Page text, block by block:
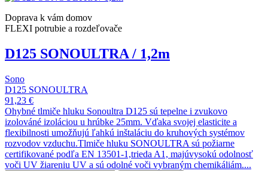
Doprava k vám domov
FLEXI potrubie a rozdeľovače
D125 SONOULTRA / 1,2m
Sono
D125 SONOULTRA
91,23 €
Ohybné tlmiče hluku Sonoultra D125 sú tepelne i zvukovo
izolováné izoláciou u hrúbke 25mm. Vďaka svojej elasticite a
flexibilnosti umožňujú ľahkú inštaláciu do kruhových systémov
rozvodov vzduchu.Tlmiče hluku SONOULTRA sú požiarne
certifikované podľa EN 13501-1,trieda A1, majúvysokú odolnosť
voči UV žiareniu UV a sú odolné voči vybraným chemikáliám....